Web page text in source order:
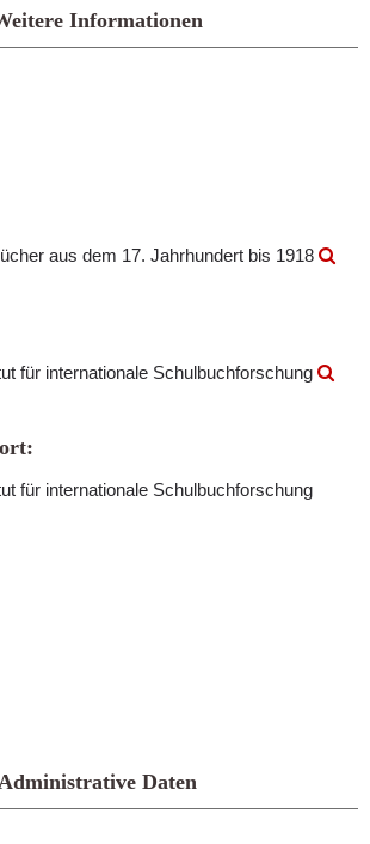
Informationen
aus dem 17. Jahrhundert bis 1918
für internationale Schulbuchforschung
für internationale Schulbuchforschung
Daten